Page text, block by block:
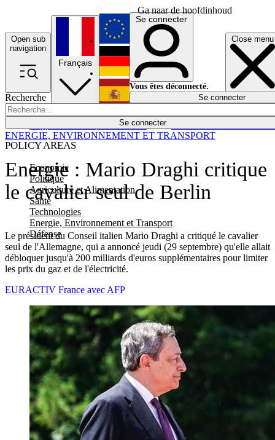
Ga naar de hoofdinhoud
Open sub
navigation
Close menu
Recherche
Se connecter
POLICY AREAS
Economie
Politique
Agriculture et Alimentation
Santé
Technologies
Energie, Environnement et Transport
Défense
Économie
Français
English
Deutsch
Español
Se connecter
Vous êtes déconnecté.
Se connecter
Energie : Mario Draghi critique
le cavalier seul de Berlin
Le président du Conseil italien Mario Draghi a critiqué le cavalier
seul de l'Allemagne, qui a annoncé jeudi (29 septembre) qu'elle allait
débloquer jusqu'à 200 milliards d'euros supplémentaires pour limiter
les prix du gaz et de l'électricité.
ENERGIE, ENVIRONNEMENT ET TRANSPORT
EURACTIV France avec AFP